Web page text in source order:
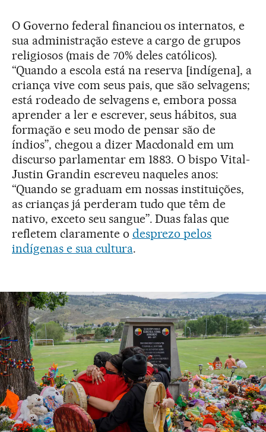
O Governo federal financiou os internatos, e
sua administração esteve a cargo de grupos
religiosos (mais de 70% deles católicos).
“Quando a escola está na reserva [indígena], a
criança vive com seus pais, que são selvagens;
está rodeado de selvagens e, embora possa
aprender a ler e escrever, seus hábitos, sua
formação e seu modo de pensar são de
índios”, chegou a dizer Macdonald em um
discurso parlamentar em 1883. O bispo Vital-
Justin Grandin escreveu naqueles anos:
“Quando se graduam em nossas instituições,
as crianças já perderam tudo que têm de
nativo, exceto seu sangue”. Duas falas que
refletem claramente o desprezo pelos
indígenas e sua cultura.